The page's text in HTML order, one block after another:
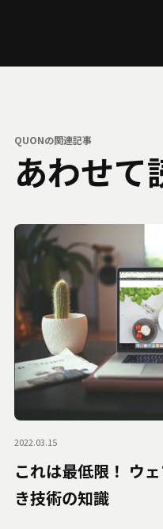
QUONの関連記事
あわせて
2022.03.15
これは最低限！ ウ
き技術の知識